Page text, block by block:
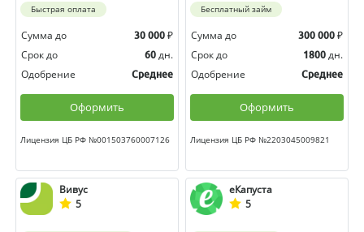
Быстрая оплата
Сумма до 30 000 ₽
Срок до
60 дн.
Одобрение
Среднее
Оформить
Лицензия ЦБ РФ №001503760007126
Бесплатный займ
Сумма до 300 000 ₽
Срок до
1800 дн.
Одобрение
Среднее
Оформить
Лицензия ЦБ РФ №2203045009821
Вивус
5
еКапуста
5